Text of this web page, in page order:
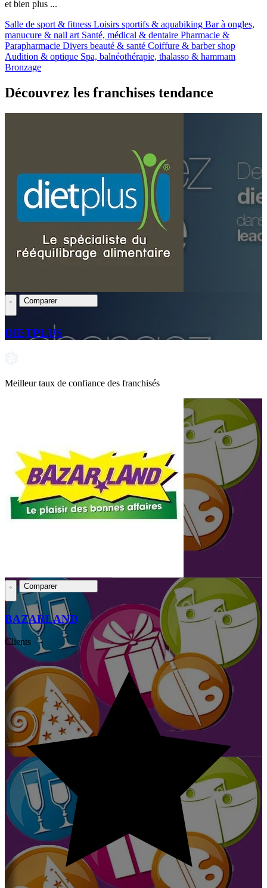
et bien plus ...
Salle de sport & fitness Loisirs sportifs & aquabiking Bar à ongles,
manucure & nail art Santé, médical & dentaire Pharmacie &
Parapharmacie Divers beauté & santé Coiffure & barber shop
Audition & optique Spa, balnéothérapie, thalasso & hammam
Bronzage
Découvrez les franchises tendance
Comparer
DIETPLUS
Meilleur taux de confiance des franchisés
Comparer
BAZARLAND
Clients